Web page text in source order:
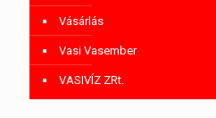
Vásárlás
Vasi Vasember
VASIVÍZ ZRt.